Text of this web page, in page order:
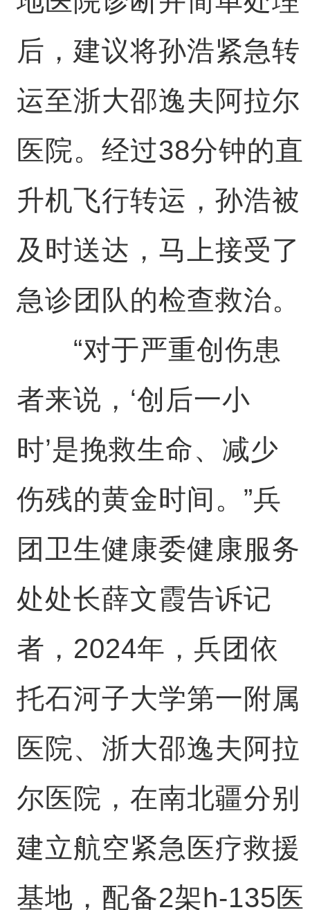
后，建议将孙浩紧急转
运至浙大邵逸夫阿拉尔
医院。经过38分钟的直
升机飞行转运，孙浩被
及时送达，马上接受了
急诊团队的检查救治。
“对于严重创伤患
者来说，‘创后一小
时’是挽救生命、减少
伤残的黄金时间。”兵
团卫生健康委健康服务
处处长薛文霞告诉记
者，2024年，兵团依
托石河子大学第一附属
医院、浙大邵逸夫阿拉
尔医院，在南北疆分别
建立航空紧急医疗救援
基地，配备2架h-135医